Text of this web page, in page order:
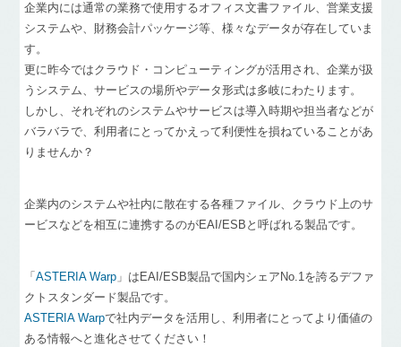
企業内には通常の業務で使用するオフィス文書ファイル、営業支援
システムや、財務会計パッケージ等、様々なデータが存在していま
す。
更に昨今ではクラウド・コンピューティングが活用され、企業が扱
うシステム、サービスの場所やデータ形式は多岐にわたります。
しかし、それぞれのシステムやサービスは導入時期や担当者などが
バラバラで、利用者にとってかえって利便性を損ねていることがあ
りませんか？
企業内のシステムや社内に散在する各種ファイル、クラウド上のサ
ービスなどを相互に連携するのがEAI/ESBと呼ばれる製品です。
「ASTERIA Warp 」はEAI/ESB製品で国内シェアNo.1を誇るデファ
クトスタンダード製品です。
ASTERIA Warpで社内データを活用し、利用者にとってより価値の
ある情報へと進化させてください！